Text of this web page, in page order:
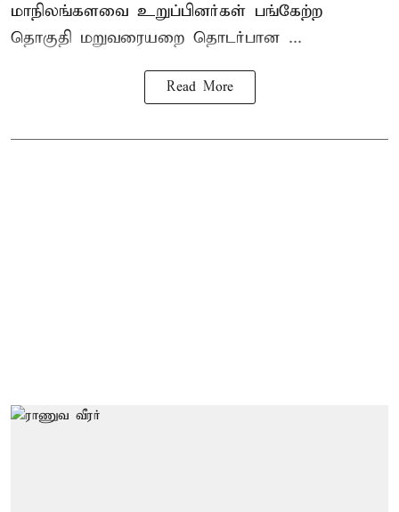
மாநிலங்களவை உறுப்பினர்கள் பங்கேற்ற
தொகுதி மறுவரையறை தொடர்பான ...
Read More